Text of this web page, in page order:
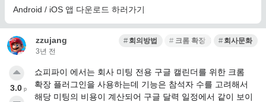
Android / iOS 앱 다운로드 하러가기
zzujang
3년 전
회의방법 크롬 확장 프로그램회사문화
쇼피파이 에서는 회사 미팅 전용 구글 캘린더를 위한 크롬
확장 플러그인을 사용하는데 기능은 참석자 수를 고려해서
해당 미팅의 비용이 계산되어 구글 달력 일정에서 같이 보이
3.0 p